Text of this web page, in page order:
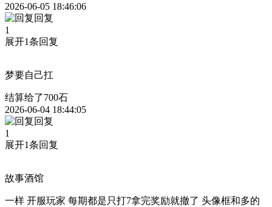
2026-06-05 18:46:06
回复
1
展开1条回复
梦要自己扛
结算给了700石
2026-06-04 18:44:05
回复
1
展开1条回复
故事酒馆
一样 开服玩家 每期都是只打7拿完奖励就撤了 头像框和多的